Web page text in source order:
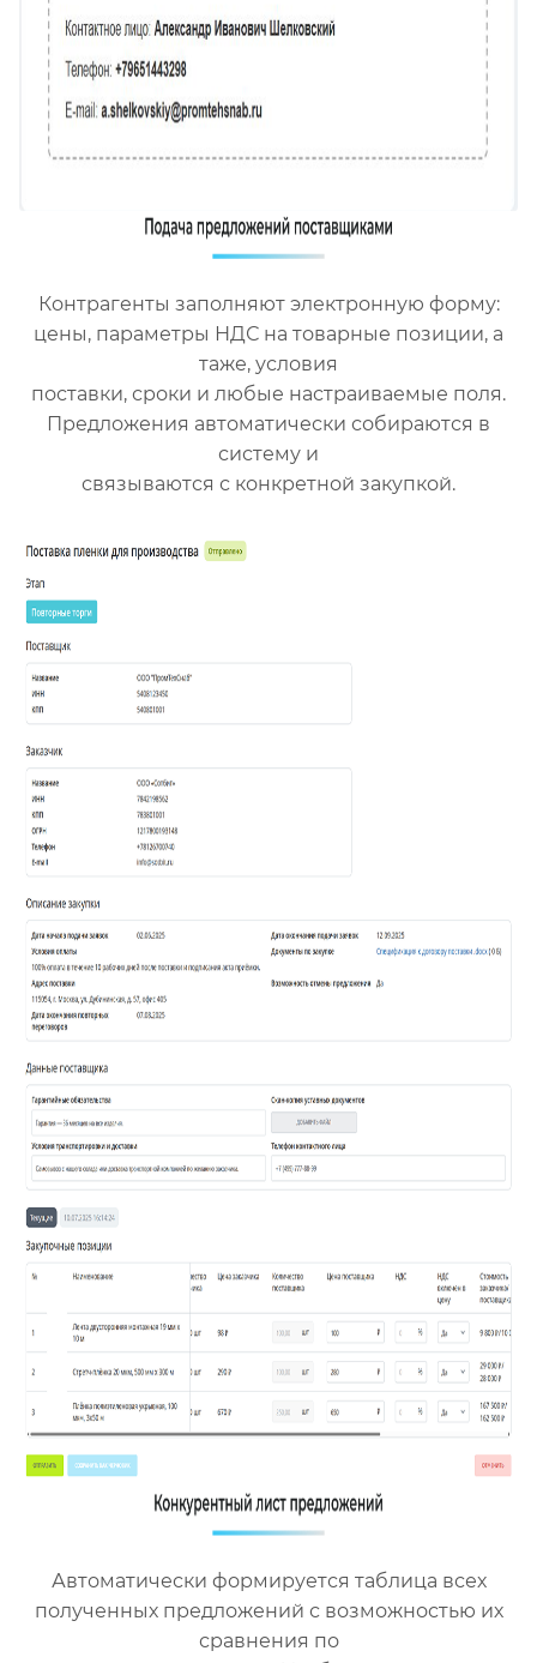
Контрагенты заполняют электронную форму:
цены, параметры НДС на товарные позиции, а
таже, условия
поставки, сроки и любые настраиваемые поля.
Предложения автоматически собираются в
систему и
связываются с конкретной закупкой.
Автоматически формируется таблица всех
полученных предложений с возможностью их
сравнения по